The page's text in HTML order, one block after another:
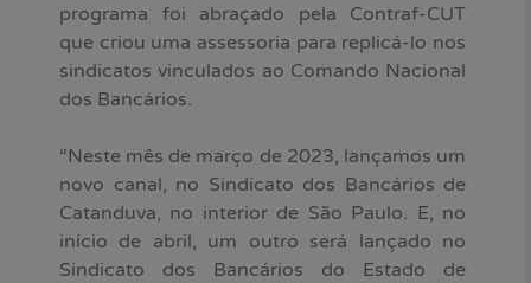
programa foi abraçado pela Contraf-CUT
que criou uma assessoria para replicá-lo nos
sindicatos vinculados ao Comando Nacional
dos Bancários.
“Neste mês de março de 2023, lançamos um
novo canal, no Sindicato dos Bancários de
Catanduva, no interior de São Paulo. E, no
início de abril, um outro será lançado no
Sindicato dos Bancários do Estado de